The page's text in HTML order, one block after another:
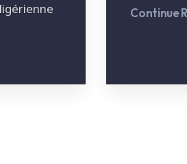
Continue